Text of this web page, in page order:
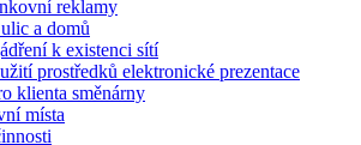
reklamy
a domů
k existenci sítí
prostředků elektronické prezentace
klienta směnárny
místa